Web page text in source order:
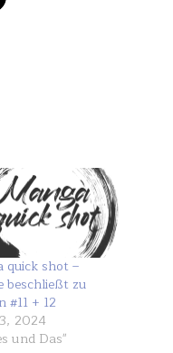
quick shot –
beschließt zu
#11 + 12
2024
und Das"